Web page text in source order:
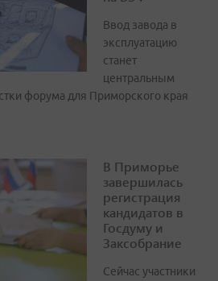
Ввод завода в
эксплуатацию
станет
центральным
форума для Приморского края
В Приморье
завершилась
регистрация
кандидатов в
Госдуму и
Заксобрание
Сейчас участники